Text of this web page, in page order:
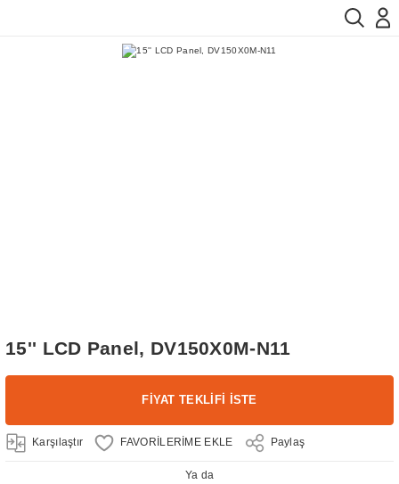
15'' LCD Panel, DV150X0M-N11
FİYAT TEKLİFİ İSTE
Karşılaştır Paylaş
Ya da